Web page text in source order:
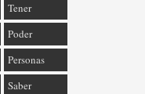
Tener
Poder
Personas
Saber